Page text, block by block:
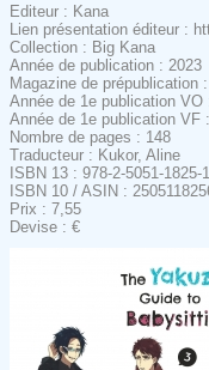
Editeur : Kana
Lien présentation éditeur :
Collection : Big Kana
Année de publication : 2023
Magazine de prépublication
Année de 1e publication VO
Année de 1e publication VF
Nombre de pages : 148
Traducteur : Kukor, Aline
ISBN 13 : 978-2-5051-1825-1
ISBN 10 / ASIN :
Prix : 7,55
Devise : €